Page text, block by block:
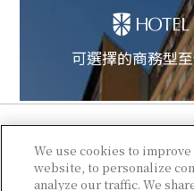
可選擇的商務型
We use cookies to
website, to personalize
analyze our traffic. We